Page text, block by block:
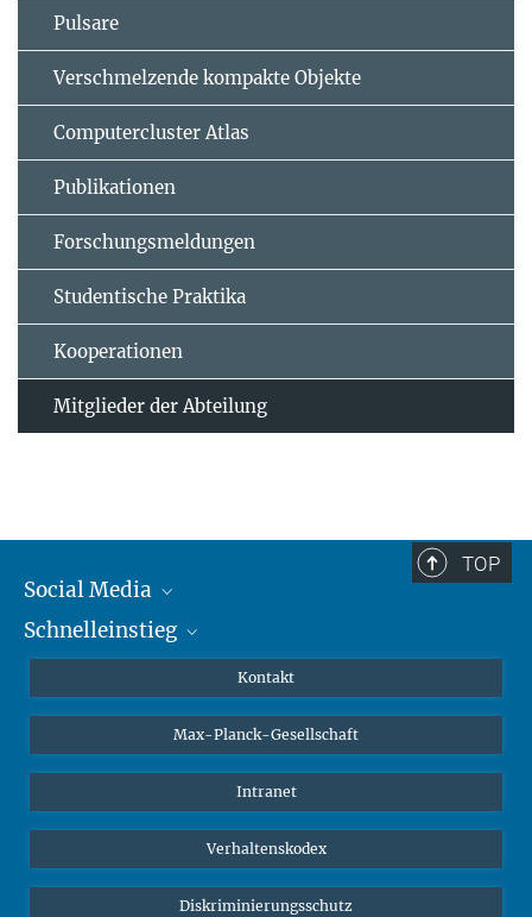
Pulsare
Verschmelzende kompakte Objekte
Computercluster Atlas
Publikationen
Forschungsmeldungen
Studentische Praktika
Kooperationen
Mitglieder der Abteilung
TOP
Social Media
Mastodon
Schnelleinstieg
Studierende
Schüler*innen
Öffentlichkeit
Alumnae | Alumni
Kontakt
Max-Planck-Gesellschaft
Intranet
Verhaltenskodex
Diskriminierungsschutz